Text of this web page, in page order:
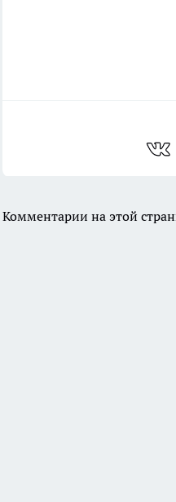
Комментарии на этой